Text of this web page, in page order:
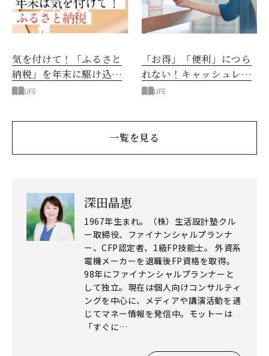
気を付けて！「ふるさと
納税」を年末に駆け込み
でする場合の注意点
LIFE
「お得」「便利」につら
れない！キャッシュレス
決済を上手に使いこなす
LIFE
一覧を見る
深田晶恵
1967年生まれ。（株）生活設計塾クル
ー取締役、ファイナンシャルプランナ
ー、CFP認定者、1級FP技能士。 外資系
電機メーカーを退職後FP資格を取得。
98年にファイナンシャルプランナーと
して独立。現在は個人向けコンサルティ
ングを中心に、メディアや講演活動を通
じてマネー情報を発信中。モットーは
「すぐに…